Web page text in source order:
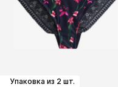
Упаковка из 2 шт.